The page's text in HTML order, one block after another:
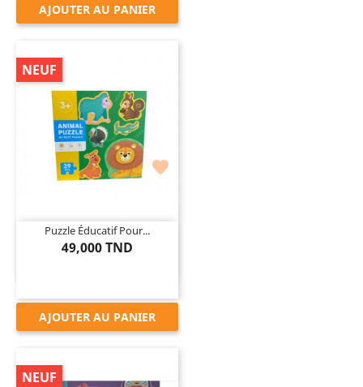
AJOUTER AU PANIER

Puzzle Éducatif Pour...
49,000 TND
NEUF
AJOUTER AU PANIER
NEUF